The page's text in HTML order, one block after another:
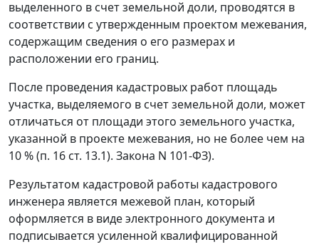
выделенного в счет земельной доли, проводятся в
соответствии с утвержденным проектом межевания,
содержащим сведения о его размерах и
расположении его границ.
После проведения кадастровых работ площадь
участка, выделяемого в счет земельной доли, может
отличаться от площади этого земельного участка,
указанной в проекте межевания, но не более чем на
10 % (п. 16 ст. 13.1). Закона N 101-ФЗ).
Результатом кадастровой работы кадастрового
инженера является межевой план, который
оформляется в виде электронного документа и
подписывается усиленной квалифицированной